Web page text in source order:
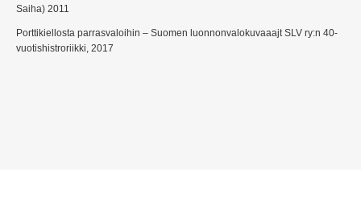
Saiha) 2011
Porttikiellosta parrasvaloihin – Suomen luonnonvalokuvaaajt SLV ry:n 40-
vuotishistroriikki, 2017